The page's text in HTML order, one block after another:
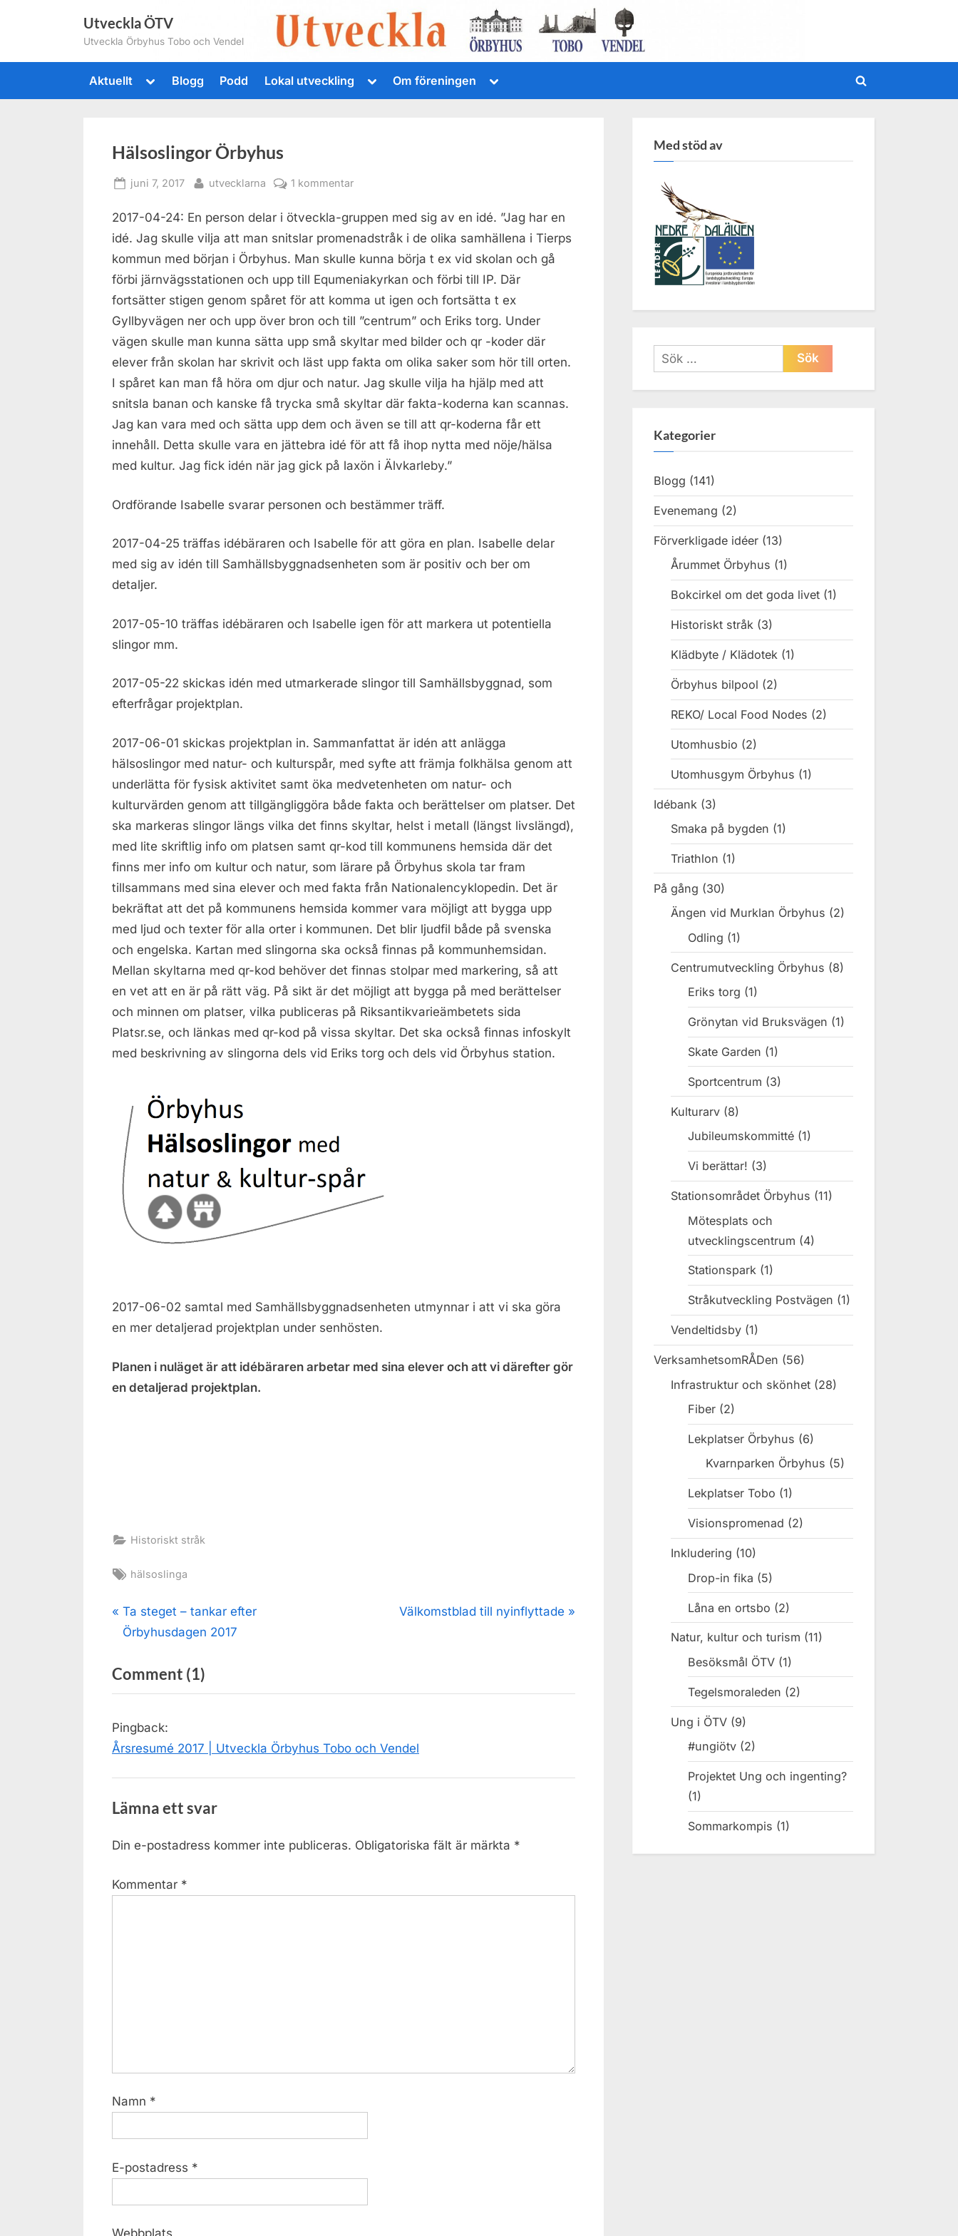
Utveckla ÖTV
Utveckla Örbyhus Tobo och Vendel
Aktuellt
Toggle
menu
Blogg Podd Lokal utveckling
Toggle
menu
Om föreningen
Toggle
menu
Toggle
Hälsoslingor Örbyhus
Posted
juni 7, 2017 By
utvecklarna 1 kommentartill
Örbyhus
2017-04-24: En person delar i ötveckla-gruppen med sig av en idé. ”Jag har en
idé. Jag skulle vilja att man snitslar promenadstråk i de olika samhällena i Tierps
kommun med början i Örbyhus. Man skulle kunna börja t ex vid skolan och gå
förbi järnvägsstationen och upp till Equmeniakyrkan och förbi till IP. Där
fortsätter stigen genom spåret för att komma ut igen och fortsätta t ex
Gyllbyvägen ner och upp över bron och till ”centrum” och Eriks torg. Under
vägen skulle man kunna sätta upp små skyltar med bilder och qr -koder där
elever från skolan har skrivit och läst upp fakta om olika saker som hör till orten.
I spåret kan man få höra om djur och natur. Jag skulle vilja ha hjälp med att
snitsla banan och kanske få trycka små skyltar där fakta-koderna kan scannas.
Jag kan vara med och sätta upp dem och även se till att qr-koderna får ett
innehåll. Detta skulle vara en jättebra idé för att få ihop nytta med nöje/hälsa
med kultur. Jag fick idén när jag gick på laxön i Älvkarleby.”
Ordförande Isabelle svarar personen och bestämmer träff.
2017-04-25 träffas idébäraren och Isabelle för att göra en plan. Isabelle delar
med sig av idén till Samhällsbyggnadsenheten som är positiv och ber om
detaljer.
2017-05-10 träffas idébäraren och Isabelle igen för att markera ut potentiella
slingor mm.
2017-05-22 skickas idén med utmarkerade slingor till Samhällsbyggnad, som
efterfrågar projektplan.
2017-06-01 skickas projektplan in. Sammanfattat är idén att anlägga
hälsoslingor med natur- och kulturspår, med syfte att främja folkhälsa genom att
underlätta för fysisk aktivitet samt öka medvetenheten om natur- och
kulturvärden genom att tillgängliggöra både fakta och berättelser om platser. Det
ska markeras slingor längs vilka det finns skyltar, helst i metall (längst livslängd),
med lite skriftlig info om platsen samt qr-kod till kommunens hemsida där det
finns mer info om kultur och natur, som lärare på Örbyhus skola tar fram
tillsammans med sina elever och med fakta från Nationalencyklopedin. Det är
bekräftat att det på kommunens hemsida kommer vara möjligt att bygga upp
med ljud och texter för alla orter i kommunen. Det blir ljudfil både på svenska
och engelska. Kartan med slingorna ska också finnas på kommunhemsidan.
Mellan skyltarna med qr-kod behöver det finnas stolpar med markering, så att
en vet att en är på rätt väg. På sikt är det möjligt att bygga på med berättelser
och minnen om platser, vilka publiceras på Riksantikvarieämbetets sida
Platsr.se, och länkas med qr-kod på vissa skyltar. Det ska också finnas infoskylt
med beskrivning av slingorna dels vid Eriks torg och dels vid Örbyhus station.
2017-06-02 samtal med Samhällsbyggnadsenheten utmynnar i att vi ska göra
en mer detaljerad projektplan under senhösten.
Planen i nuläget är att idébäraren arbetar med sina elever och att vi därefter gör
en detaljerad projektplan.
Historiskt stråk
Tags:
hälsoslinga
Inläggsnavigering
P
r
v
i
u
s
P
s
t
Ta steget – tankar efter
Örbyhusdagen 2017
N
P
t
:
Välkomstblad till nyinflyttade
Comment (1)
“Hälsoslingor
Pingback:
Årsresumé 2017 | Utveckla Örbyhus Tobo och Vendel
Lämna ett svar
Din e-postadress kommer inte publiceras. Obligatoriska fält är märkta *
Kommentar *
Namn *
E-postadress *
Med stöd av
Sök
efter:
Kategorier
Blogg (141)
Evenemang (2)
Förverkligade idéer (13)
Årummet Örbyhus (1)
Bokcirkel om det goda livet (1)
Historiskt stråk (3)
Klädbyte / Klädotek (1)
Örbyhus bilpool (2)
REKO/ Local Food Nodes (2)
Utomhusbio (2)
Utomhusgym Örbyhus (1)
Idébank (3)
Smaka på bygden (1)
Triathlon (1)
På gång (30)
Ängen vid Murklan Örbyhus (2)
Odling (1)
Centrumutveckling Örbyhus (8)
Eriks torg (1)
Grönytan vid Bruksvägen (1)
Skate Garden (1)
Sportcentrum (3)
Kulturarv (8)
Jubileumskommitté (1)
Vi berättar! (3)
Stationsområdet Örbyhus (11)
Mötesplats och
utvecklingscentrum (4)
Stationspark (1)
Stråkutveckling Postvägen (1)
Vendeltidsby (1)
VerksamhetsomRÅDen (56)
Infrastruktur och skönhet (28)
Fiber (2)
Lekplatser Örbyhus (6)
Kvarnparken Örbyhus (5)
Lekplatser Tobo (1)
Visionspromenad (2)
Inkludering (10)
Drop-in fika (5)
Låna en ortsbo (2)
Natur, kultur och turism (11)
Besöksmål ÖTV (1)
Tegelsmoraleden (2)
Ung i ÖTV (9)
#ungiötv (2)
Projektet Ung och ingenting?
(1)
Sommarkompis (1)